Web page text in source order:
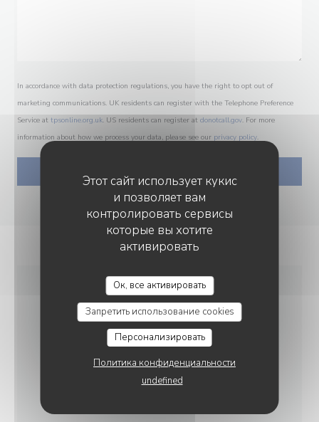
Этот сайт использует кукис
и позволяет вам
контролировать сервисы
которые вы хотите
активировать
Ок, все активировать
Запретить использование cookies
Персонализировать
Политика конфиденциальности
undefined
In accordance with data protection regulations, you have the right to opt out of
marketing communications. UK residents can register with the Telephone Preference
Service at tpsonline.org.uk. US residents can register at donotcall.gov. For more
information about how we process your data, please see our privacy policy.
ОБЩАЯ
ИНФОРМАЦИЯ
КУХНЯ
Региональная кухня, Пицца, Итальянские